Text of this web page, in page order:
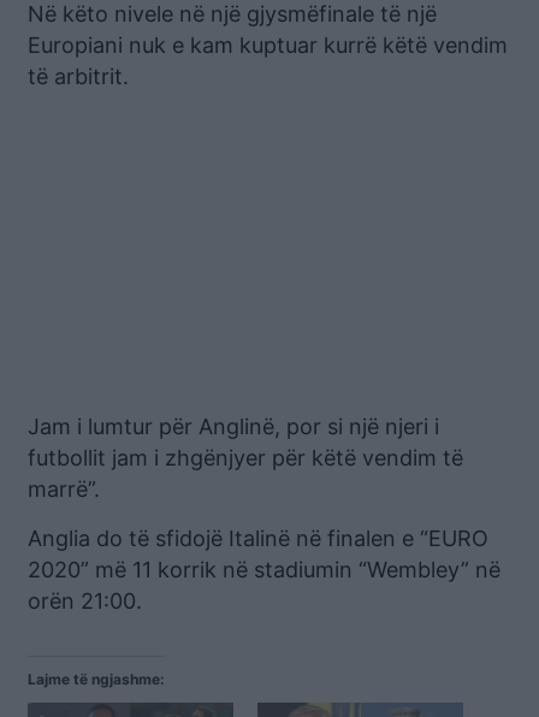
Në këto nivele në një gjysmëfinale të një
Europiani nuk e kam kuptuar kurrë këtë vendim
të arbitrit.
Jam i lumtur për Anglinë, por si një njeri i
futbollit jam i zhgënjyer për këtë vendim të
marrë”.
Anglia do të sfidojë Italinë në finalen e “EURO
2020” më 11 korrik në stadiumin “Wembley” në
orën 21:00.
Lajme të ngjashme: